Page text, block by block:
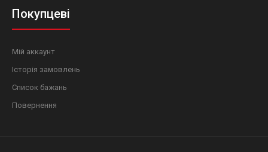
Покупцеві
Мій аккаунт
Історія замовлень
Список бажань
Повернення